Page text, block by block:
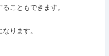
こともできます。
ります。